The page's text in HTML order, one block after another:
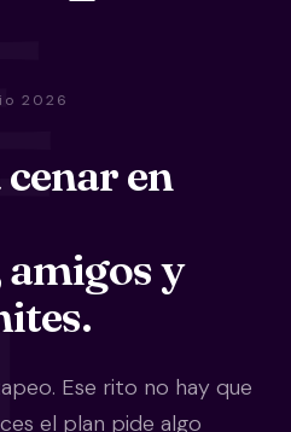
2026
en
y
Ese rito no hay que
el plan pide algo